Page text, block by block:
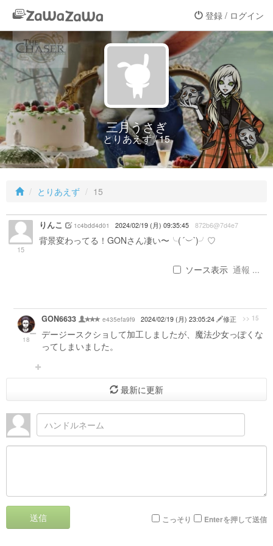
登録 / ログイン
三月うさぎ
とりあえず / 15
とりあえず 15
15
りんこ 1c4bdd4d01 2024/02/19 (月) 09:35:45 872b6@7d4e7
背景変わってる！GONさん凄い〜╰( ´︶`)╯♡
ソース表示 通報 ...
18
GON6633 e435efa9f9 2024/02/19 (月) 23:05:24 修正 >> 15
デージースクショして加工しましたが、魔法少女っぽくな
ってしまいました。
最新に更新
送信 こっそり Enterを押して送信